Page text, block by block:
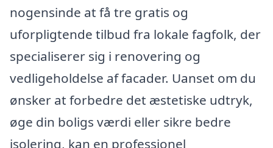
nogensinde at få tre gratis og
uforpligtende tilbud fra lokale fagfolk, der
specialiserer sig i renovering og
vedligeholdelse af facader. Uanset om du
ønsker at forbedre det æstetiske udtryk,
øge din boligs værdi eller sikre bedre
isolering, kan en professionel